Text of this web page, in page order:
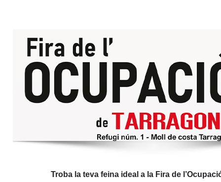
Troba la teva feina ideal a la Fira de